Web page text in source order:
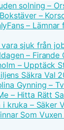
solning –
–
–
sjuk från
– Firande
– Upptäck
Säkra Val
Gynning –
– Hitta Rätt
i kruka – Säker
Som